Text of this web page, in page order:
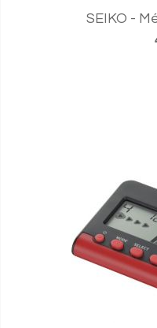
SEIKO -